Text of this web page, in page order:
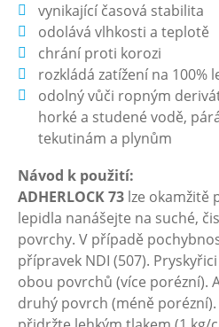
vynikající časová stabilita
odolává vlhkosti a teplotě
chrání proti korozi
rozkládá zatížení na 100%
odolný vůči ropným
horké a studené vodě,
tekutinám a plynům
Návod k použití:
ADHERLOCK 73 lze okamžitě
lepidla nanášejte na suché,
povrchy. V případě
přípravek NDI (507).
obou povrchů (více porézní).
druhý povrch (méně